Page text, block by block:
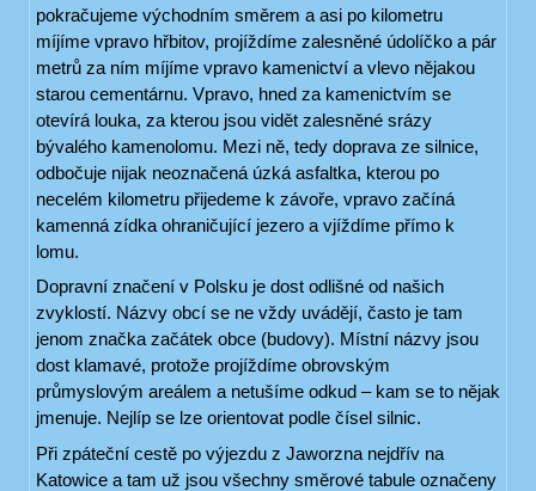
pokračujeme východním směrem a asi po kilometru
míjíme vpravo hřbitov, projíždíme zalesněné údolíčko a pár
metrů za ním míjíme vpravo kamenictví a vlevo nějakou
starou cementárnu. Vpravo, hned za kamenictvím se
otevírá louka, za kterou jsou vidět zalesněné srázy
bývalého kamenolomu. Mezi ně, tedy doprava ze silnice,
odbočuje nijak neoznačená úzká asfaltka, kterou po
necelém kilometru přijedeme k závoře, vpravo začíná
kamenná zídka ohraničující jezero a vjíždíme přímo k
lomu.
Dopravní značení v Polsku je dost odlišné od našich
zvyklostí. Názvy obcí se ne vždy uvádějí, často je tam
jenom značka začátek obce (budovy). Místní názvy jsou
dost klamavé, protože projíždíme obrovským
průmyslovým areálem a netušíme odkud – kam se to nějak
jmenuje. Nejlíp se lze orientovat podle čísel silnic.
Při zpáteční cestě po výjezdu z Jaworzna nejdřív na
Katowice a tam už jsou všechny směrové tabule označeny